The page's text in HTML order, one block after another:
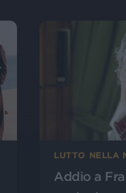
LUTTO NELLA
Addio a